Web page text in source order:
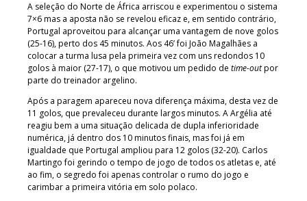
A seleção do Norte de África arriscou e experimentou o sistema
7×6 mas a aposta não se revelou eficaz e, em sentido contrário,
Portugal aproveitou para alcançar uma vantagem de nove golos
(25-16), perto dos 45 minutos. Aos 46’ foi João Magalhães a
colocar a turma lusa pela primeira vez com uns redondos 10
golos à maior (27-17), o que motivou um pedido de time-outpor
parte do treinador argelino.
Após a paragem apareceu nova diferença máxima, desta vez de
11 golos, que prevaleceu durante largos minutos. A Argélia até
reagiu bem a uma situação delicada de dupla inferioridade
numérica, já dentro dos 10 minutos finais, mas foi já em
igualdade que Portugal ampliou para 12 golos (32-20). Carlos
Martingo foi gerindo o tempo de jogo de todos os atletas e, até
ao fim, o segredo foi apenas controlar o rumo do jogo e
carimbar a primeira vitória em solo polaco.